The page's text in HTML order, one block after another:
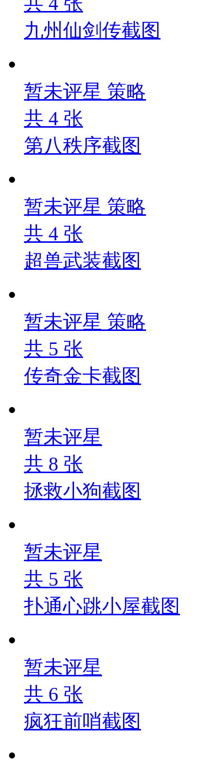
九州仙剑传截图
暂未评星 策略
共 4 张
第八秩序截图
暂未评星 策略
共 4 张
超兽武装截图
暂未评星 策略
共 5 张
传奇金卡截图
暂未评星
共 8 张
拯救小狗截图
暂未评星
共 5 张
扑通心跳小屋截图
暂未评星
共 6 张
疯狂前哨截图